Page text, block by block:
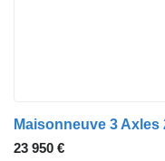
Maisonneuve 3
23 950 €